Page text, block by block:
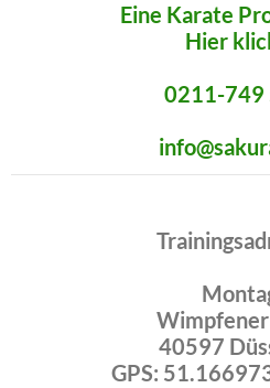
Eine Karate
Hier
0211-749
40597
GPS: